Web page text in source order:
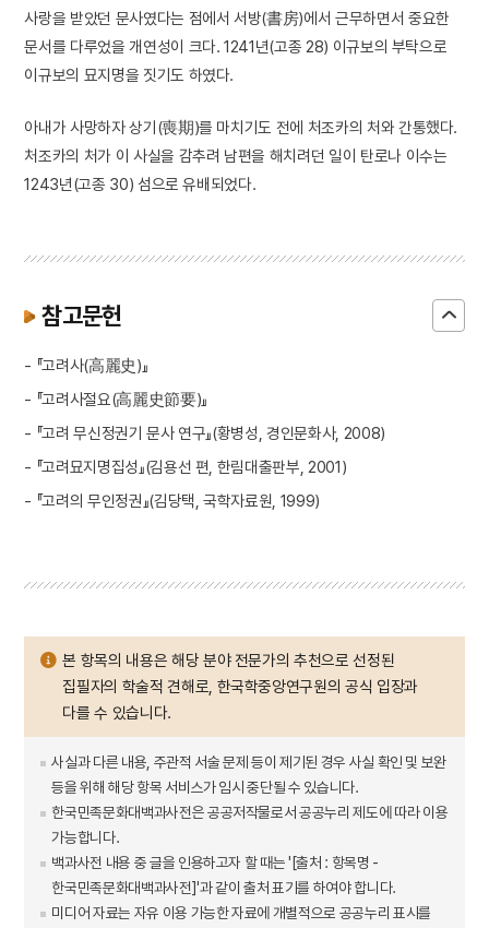
사랑을 받았던 문사였다는 점에서 서방(書房)에서 근무하면서 중요한
문서를 다루었을 개연성이 크다. 1241년(고종 28) 이규보의 부탁으로
이규보의 묘지명을 짓기도 하였다.
아내가 사망하자 상기(喪期)를 마치기도 전에 처조카의 처와 간통했다.
처조카의 처가 이 사실을 감추려 남편을 해치려던 일이 탄로나 이수는
1243년(고종 30) 섬으로 유배되었다.
참고문헌
- 『고려사(高麗史)』
- 『고려사절요(高麗史節要)』
- 『고려 무신정권기 문사 연구』(황병성, 경인문화사, 2008)
- 『고려묘지명집성』(김용선 편, 한림대출판부, 2001)
- 『고려의 무인정권』(김당택, 국학자료원, 1999)
본 항목의 내용은 해당 분야 전문가의 추천으로 선정된
집필자의 학술적 견해로, 한국학중앙연구원의 공식 입장과
다를 수 있습니다.
사실과 다른 내용, 주관적 서술 문제 등이 제기된 경우 사실 확인 및 보완
등을 위해 해당 항목 서비스가 임시 중단될 수 있습니다.
한국민족문화대백과사전은 공공저작물로서 공공누리 제도에 따라 이용
가능합니다.
백과사전 내용 중 글을 인용하고자 할 때는 '[출처 : 항목명 -
한국민족문화대백과사전]'과 같이 출처 표기를 하여야 합니다.
미디어 자료는 자유 이용 가능한 자료에 개별적으로 공공누리 표시를